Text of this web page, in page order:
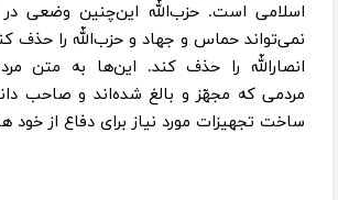
اسلامی است. حزب‌اللّه این‌چنین وضعی در
نمی‌تواند حماس و جهاد و حزب‌اللّه را حذف
انصاراللّه را حذف کند. این‌ها به متن
مردمی که مجهّز و بالغ شده‌اند و صاحب
ساخت تجهیزات مورد نیاز برای دفاع از خود